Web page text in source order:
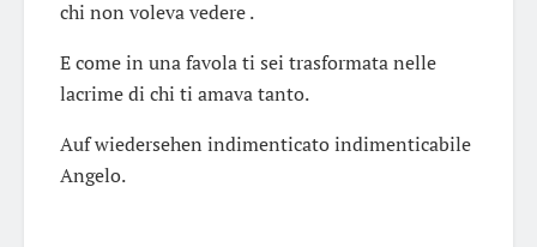
chi non voleva vedere .
E come in una favola ti sei trasformata nelle
lacrime di chi ti amava tanto.
Auf wiedersehen indimenticato indimenticabile
Angelo.